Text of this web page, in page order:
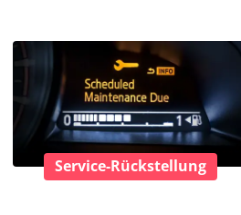
Service-Rückstellung